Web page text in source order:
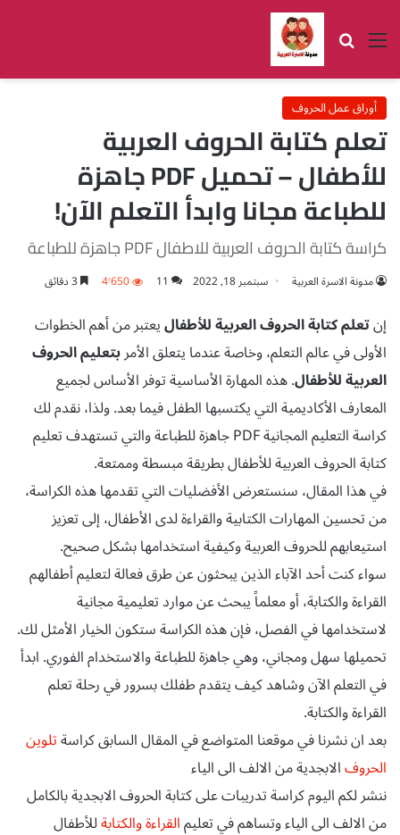
القائمة بحث عن
أوراق عمل الحروف
تعلم كتابة الحروف العربية
للأطفال – تحميل PDF جاهزة
للطباعة مجانا وابدأ التعلم الآن!
كراسة كتابة الحروف العربية للاطفال PDF جاهزة للطباعة
مدونة الاسرة العربية سبتمبر 18, 2022 11 4٬650
إنتعلم كتابة الحروف العربية للأطفاليعتبر من أهم الخطوات
الأولى في عالم التعلم، وخاصة عندما يتعلق الأمربتعليم الحروف
العربية للأطفال. هذه المهارة الأساسية توفر الأساس لجميع
المعارف الأكاديمية التي يكتسبها الطفل فيما بعد. ولذا، نقدم لك
كراسة التعليم المجانية PDF جاهزة للطباعة والتي تستهدف تعليم
كتابة الحروف العربية للأطفال بطريقة مبسطة وممتعة.
في هذا المقال، سنستعرض الأفضليات التي تقدمها هذه الكراسة،
من تحسين المهارات الكتابية والقراءة لدى الأطفال، إلى تعزيز
استيعابهم للحروف العربية وكيفية استخدامها بشكل صحيح.
سواء كنت أحد الآباء الذين يبحثون عن طرق فعالة لتعليم أطفالهم
القراءة والكتابة، أو معلماً يبحث عن موارد تعليمية مجانية
لاستخدامها في الفصل، فإن هذه الكراسة ستكون الخيار الأمثل لك.
تحميلها سهل ومجاني، وهي جاهزة للطباعة والاستخدام الفوري. ابدأ
في التعلم الآن وشاهد كيف يتقدم طفلك بسرور في رحلة تعلم
القراءة والكتابة.
بعد ان نشرنا في موقعنا المتواضع في المقال السابق كراسةتلوين
الحروفالابجدية من الالف الى الياء
ننشر لكم اليوم كراسة تدريبات على كتابة الحروف الابجدية بالكامل
من الالف الى الياء وتساهم في تعليمالقراءة والكتابةللأطفال